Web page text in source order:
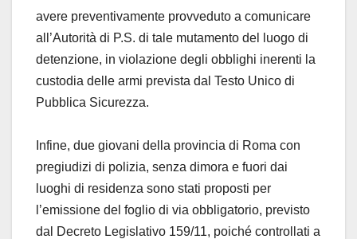
avere preventivamente provveduto a comunicare
all’Autorità di P.S. di tale mutamento del luogo di
detenzione, in violazione degli obblighi inerenti la
custodia delle armi prevista dal Testo Unico di
Pubblica Sicurezza.
Infine, due giovani della provincia di Roma con
pregiudizi di polizia, senza dimora e fuori dai
luoghi di residenza sono stati proposti per
l’emissione del foglio di via obbligatorio, previsto
dal Decreto Legislativo 159/11, poiché controllati a